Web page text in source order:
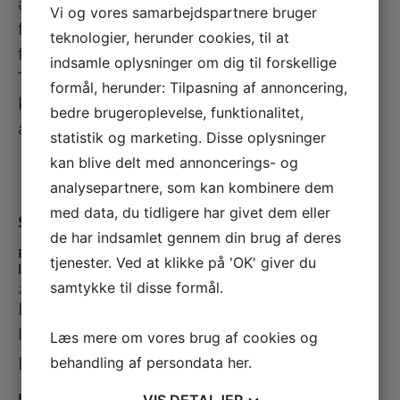
advokat, Eva Persson, har gennem 12 år
ført mere end 45.000 retssager for
flypassagerer i Danmark, Sverige og
Tyskland. Det er garantien for en
kompetent, effektiv og sikker behandling
af din sag.
Seneste 3 indlæg
Flykompensation ved forsinkelse pga. droner over
lufthavnen?
23. september 2025
I går var Københavns lufthavn Kastrup
lukket ned i fire…
Læs mere »
Vi og vores samarbejdspartnere bruger
teknologier, herunder cookies, til at
indsamle oplysninger om dig til forskellige
formål, herunder: Tilpasning af annoncering,
bedre brugeroplevelse, funktionalitet,
statistik og marketing. Disse oplysninger
kan blive delt med annoncerings- og
analysepartnere, som kan kombinere dem
med data, du tidligere har givet dem eller
de har indsamlet gennem din brug af deres
tjenester. Ved at klikke på 'OK' giver du
samtykke til disse formål.
Læs mere om vores brug af cookies og
behandling af persondata her.